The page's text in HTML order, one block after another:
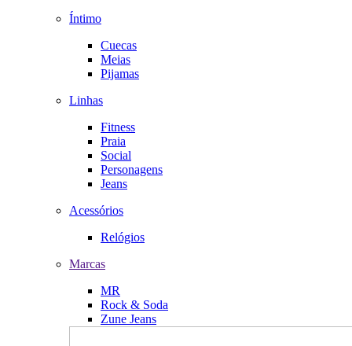
Íntimo
Cuecas
Meias
Pijamas
Linhas
Fitness
Praia
Social
Personagens
Jeans
Acessórios
Relógios
Marcas
MR
Rock & Soda
Zune Jeans